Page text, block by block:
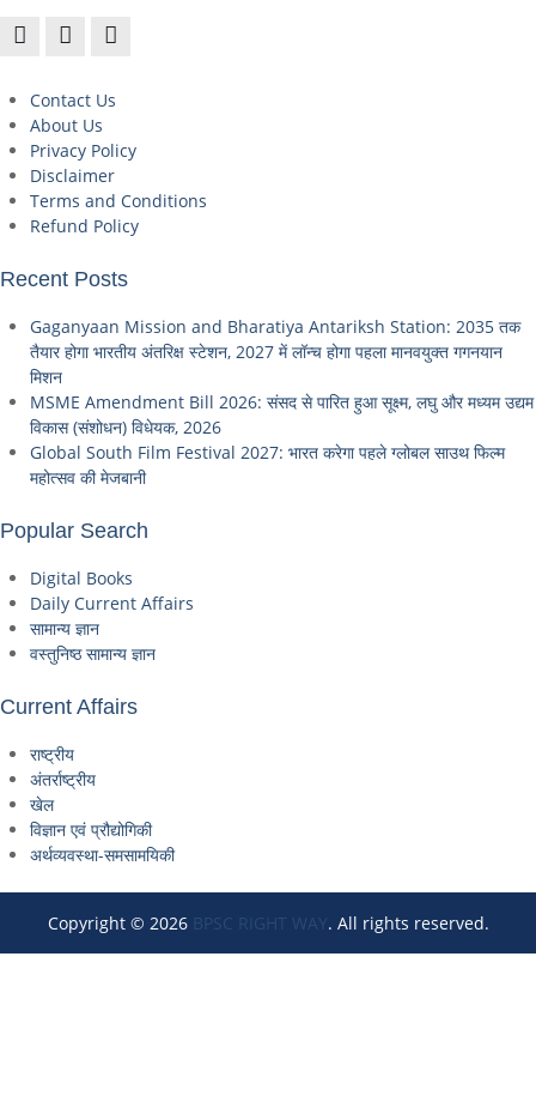
Contact Us
About Us
Privacy Policy
Disclaimer
Terms and Conditions
Refund Policy
Recent Posts
Gaganyaan Mission and Bharatiya Antariksh Station: 2035 तक
तैयार होगा भारतीय अंतरिक्ष स्टेशन, 2027 में लॉन्च होगा पहला मानवयुक्त गगनयान
मिशन
MSME Amendment Bill 2026: संसद से पारित हुआ सूक्ष्म, लघु और मध्यम उद्यम
विकास (संशोधन) विधेयक, 2026
Global South Film Festival 2027: भारत करेगा पहले ग्लोबल साउथ फिल्म
महोत्सव की मेजबानी
Popular Search
Digital Books
Daily Current Affairs
सामान्य ज्ञान
वस्तुनिष्ठ सामान्य ज्ञान
Current Affairs
राष्ट्रीय
अंतर्राष्ट्रीय
खेल
विज्ञान एवं प्रौद्योगिकी
अर्थव्यवस्था-समसामयिकी
Copyright © 2026 BPSC RIGHT WAY . All rights reserved.